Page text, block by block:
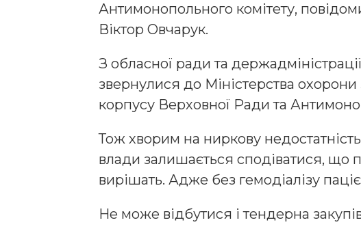
Антимонопольного комітету,
Віктор Овчарук.
З обласної ради та
звернулися до Міністерства охорони
корпусу Верховної Ради та
Тож хворим на ниркову
влади залишається сподіватися, що
вирішать. Адже без гемодіалізу
Не може відбутися і тендерна